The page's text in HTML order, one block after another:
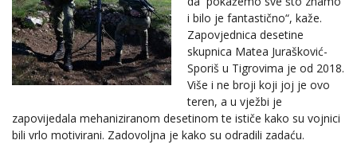
i bilo je fantastično“, kaže.
Zapovjednica desetine
skupnica Matea Jurašković-
Sporiš u Tigrovima je od 2018.
Više i ne broji koji joj je ovo
teren, a u vježbi je
zapovijedala mehaniziranom desetinom te ističe kako su vojnici
bili vrlo motivirani. Zadovoljna je kako su odradili zadaću.